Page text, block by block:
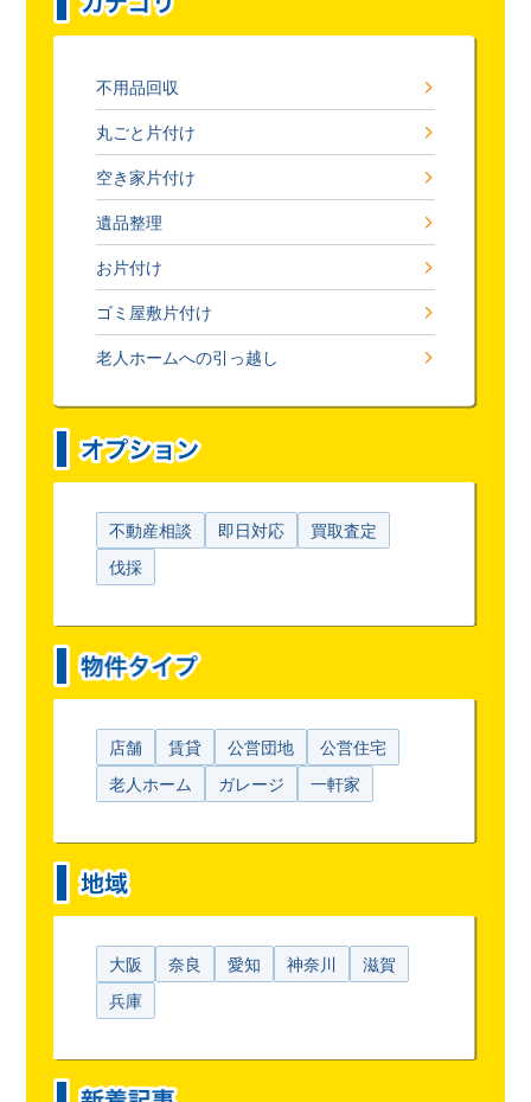
不用品回収
丸ごと片付け
空き家片付け
遺品整理
お片付け
ゴミ屋敷片付け
老人ホームへの引っ越し
不動産相談 即日対応
買取査定
伐採
店舗 賃貸 公営団地
公営住宅
老人ホーム
ガレージ 一軒家
大阪 奈良 愛知 神奈川
滋賀
兵庫